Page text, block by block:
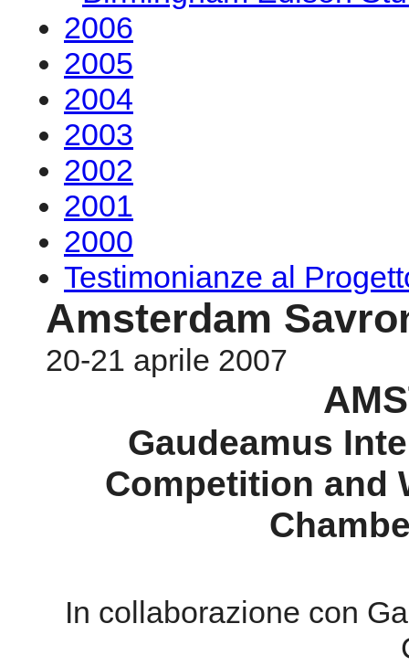
2006
2005
2004
2003
2002
2001
2000
Testimonianze al
Amsterdam
20-21 aprile 2007
Gaudeamus
Competition and
In collaborazione con